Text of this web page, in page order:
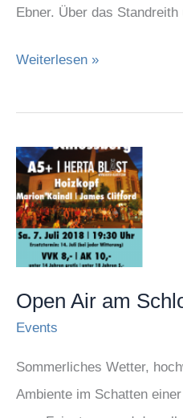
Ebner. Über das
Weiterlesen »
Open Air am
Events
Sommerliches Wetter,
Ambiente im Schatten
Open
Air
am
Schlossberg